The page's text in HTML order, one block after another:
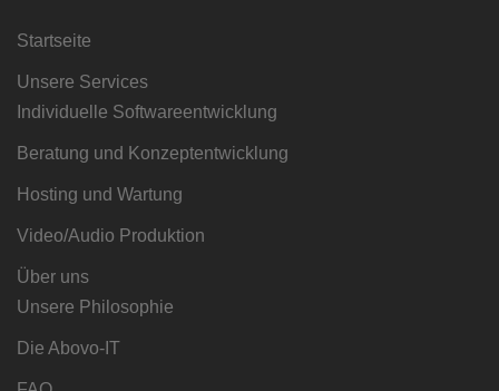
Startseite
Unsere Services
Individuelle Softwareentwicklung
Beratung und Konzeptentwicklung
Hosting und Wartung
Video/Audio Produktion
Über uns
Unsere Philosophie
Die Abovo-IT